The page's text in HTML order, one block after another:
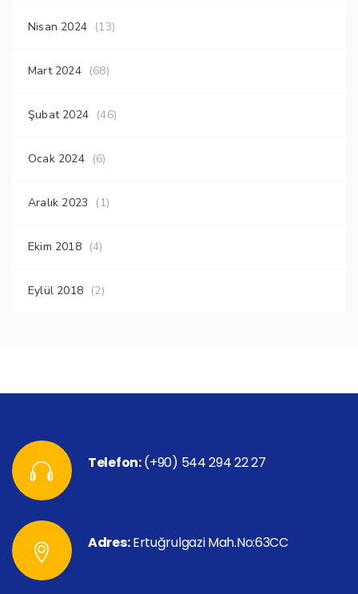
Nisan 2024 (13)
Mart 2024 (68)
Şubat 2024 (46)
Ocak 2024 (6)
Aralık 2023 (1)
Ekim 2018 (4)
Eylül 2018 (2)
Telefon:(+90) 544 294 22 27
Adres:Ertuğrulgazi Mah.No:63CC